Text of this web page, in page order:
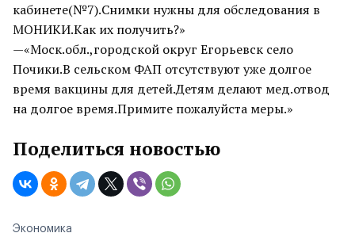
кабинете(№7).Снимки нужны для обследования в
МОНИКИ.Как их получить?»
—«Моск.обл.,городской округ Егорьевск село
Почики.В сельском ФАП отсутствуют уже долгое
время вакцины для детей.Детям делают мед.отвод
на долгое время.Примите пожалуйста меры.»
Поделиться новостью
Экономика